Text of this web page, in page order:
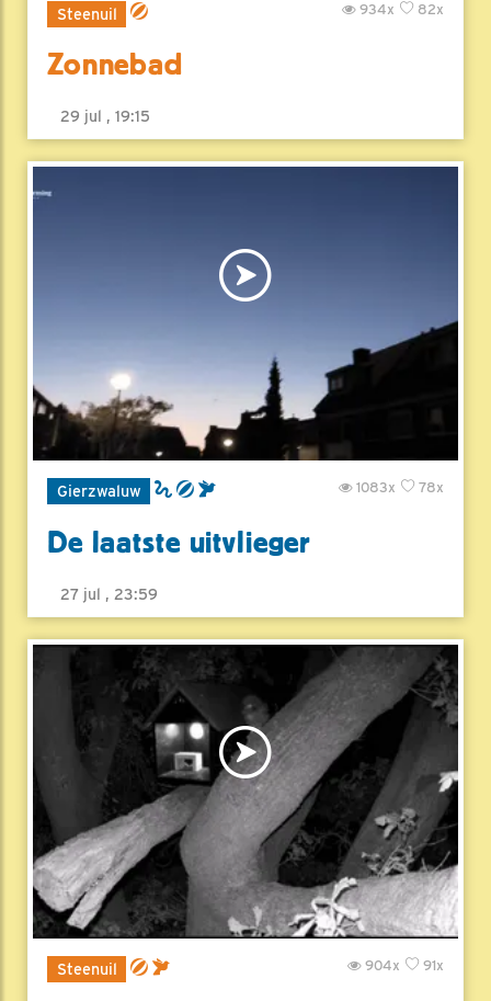
Steenuil 82x
934x
Zonnebad
29 jul , 19:15
Gierzwaluw 78x
1083x
De laatste uitvlieger
27 jul , 23:59
Steenuil 91x
904x